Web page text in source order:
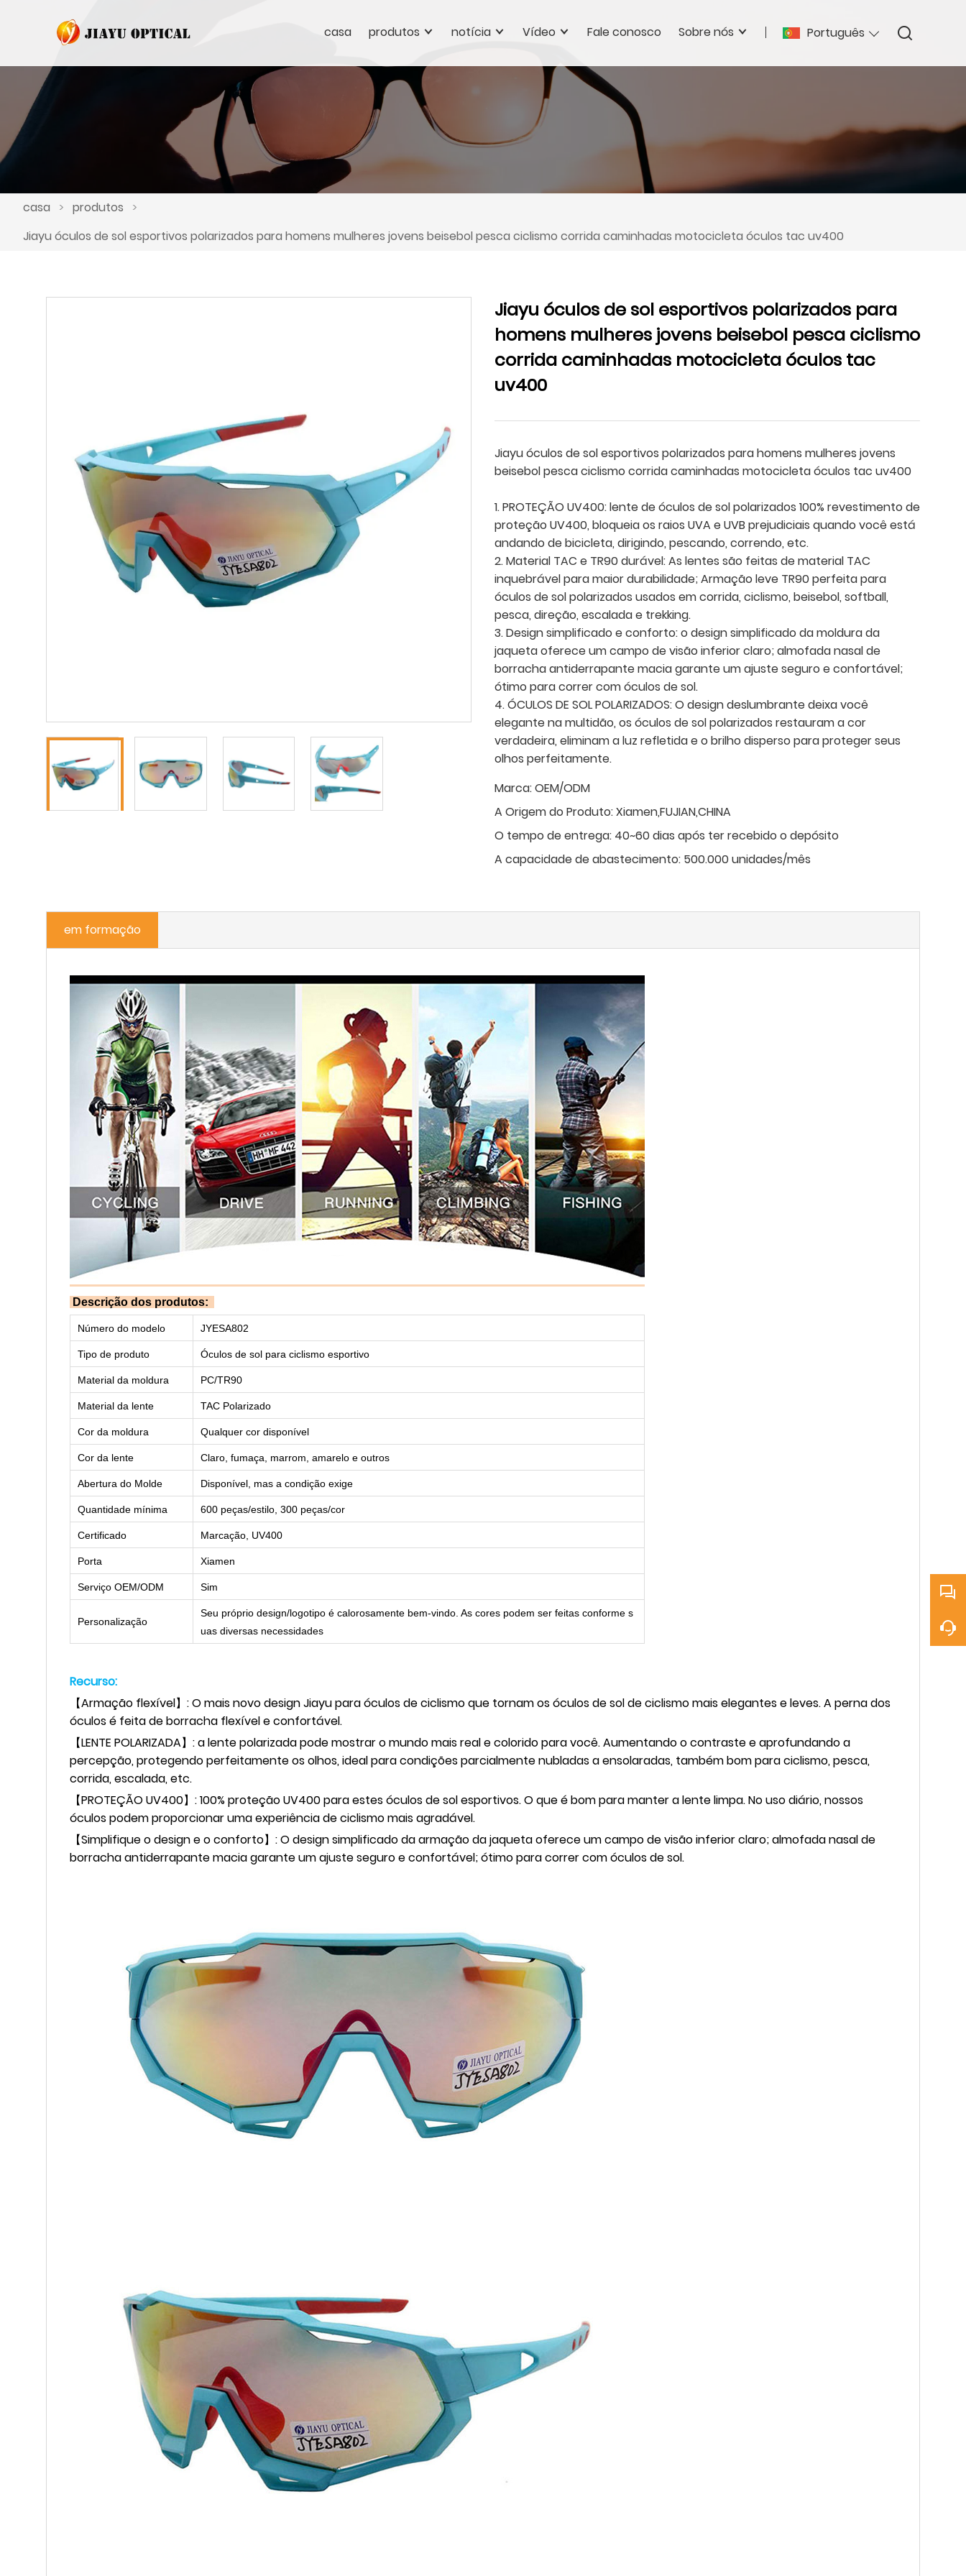
Português
casa produtos notícia Vídeo Fale conosco Sobre nós
casa > produtos
>
Jiayu óculos de sol esportivos polarizados para homens mulheres jovens beisebol pesca ciclismo corrida caminhadas motocicleta óculos tac uv400
Jiayu óculos de sol esportivos polarizados para
homens mulheres jovens beisebol pesca ciclismo
corrida caminhadas motocicleta óculos tac
uv400
Jiayu óculos de sol esportivos polarizados para homens mulheres jovens
beisebol pesca ciclismo corrida caminhadas motocicleta óculos tac uv400
1. PROTEÇÃO UV400: lente de óculos de sol polarizados 100% revestimento de
proteção UV400, bloqueia os raios UVA e UVB prejudiciais quando você está
andando de bicicleta, dirigindo, pescando, correndo, etc.
2. Material TAC e TR90 durável: As lentes são feitas de material TAC
inquebrável para maior durabilidade; Armação leve TR90 perfeita para
óculos de sol polarizados usados ​​em corrida, ciclismo, beisebol, softball,
pesca, direção, escalada e trekking.
3. Design simplificado e conforto: o design simplificado da moldura da
jaqueta oferece um campo de visão inferior claro; almofada nasal de
borracha antiderrapante macia garante um ajuste seguro e confortável;
ótimo para correr com óculos de sol.
4. ÓCULOS DE SOL POLARIZADOS: O design deslumbrante deixa você
elegante na multidão, os óculos de sol polarizados restauram a cor
verdadeira, eliminam a luz refletida e o brilho disperso para proteger seus
olhos perfeitamente.
Marca:OEM/ODM
A Origem do Produto:Xiamen,FUJIAN,CHINA
O tempo de entrega: 40~60 dias após ter recebido o depósito
A capacidade de abastecimento: 500.000 unidades/mês
em formação
Descrição dos produtos:
Número do modelo JYESA802
Tipo de produto Óculos de sol para ciclismo esportivo
Material da moldura PC/TR90
Material da lente TAC Polarizado
Cor da moldura Qualquer cor disponível
Cor da lente Claro, fumaça, marrom, amarelo e outros
Abertura do Molde Disponível, mas a condição exige
Quantidade mínima 600 peças/estilo, 300 peças/cor
Certificado Marcação, UV400
Porta Xiamen
Serviço OEM/ODM Sim
Personalização
Seu próprio design/logotipo é calorosamente bem-vindo. As cores podem ser feitas conforme s
uas diversas necessidades
Recurso:
【Armação flexível】: O mais novo design Jiayu para óculos de ciclismo que tornam os óculos de sol de ciclismo mais elegantes e leves. A perna dos
óculos é feita de borracha flexível e confortável.
【LENTE POLARIZADA】 : a lente polarizada pode mostrar o mundo mais real e colorido para você. Aumentando o contraste e aprofundando a
percepção, protegendo perfeitamente os olhos, ideal para condições parcialmente nubladas a ensolaradas, também bom para ciclismo, pesca,
corrida, escalada, etc.
【PROTEÇÃO UV400】:100% proteção UV400 para estes óculos de sol esportivos. O que é bom para manter a lente limpa. No uso diário, nossos
óculos podem proporcionar uma experiência de ciclismo mais agradável.
【Simplifique o design e o conforto】 : O design simplificado da armação da jaqueta oferece um campo de visão inferior claro; almofada nasal de
borracha antiderrapante macia garante um ajuste seguro e confortável; ótimo para correr com óculos de sol.